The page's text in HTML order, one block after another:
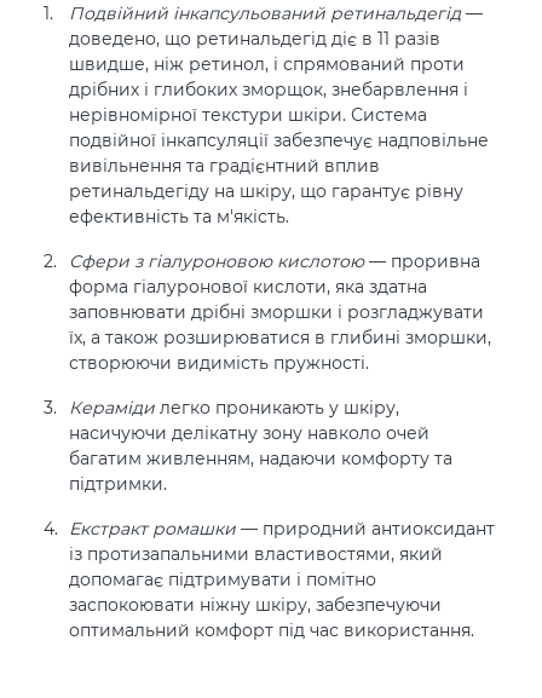
Подвійний інкапсульований ретинальдегід —
доведено, що ретинальдегід діє в 11 разів
швидше, ніж ретинол, і спрямований проти
дрібних і глибоких зморщок, знебарвлення і
нерівномірної текстури шкіри. Система
подвійної інкапсуляції забезпечує надповільне
вивільнення та градієнтний вплив
ретинальдегіду на шкіру, що гарантує рівну
ефективність та м'якість.
Сфери з гіалуроновою кислотою— проривна
форма гіалуронової кислоти, яка здатна
заповнювати дрібні зморшки і розгладжувати
їх, а також розширюватися в глибині зморшки,
створюючи видимість пружності.
Кераміди легко проникають у шкіру,
насичуючи делікатну зону навколо очей
багатим живленням, надаючи комфорту та
підтримки.
Екстракт ромашки — природний антиоксидант
із протизапальними властивостями, який
допомагає підтримувати і помітно
заспокоювати ніжну шкіру, забезпечуючи
оптимальний комфорт під час використання.